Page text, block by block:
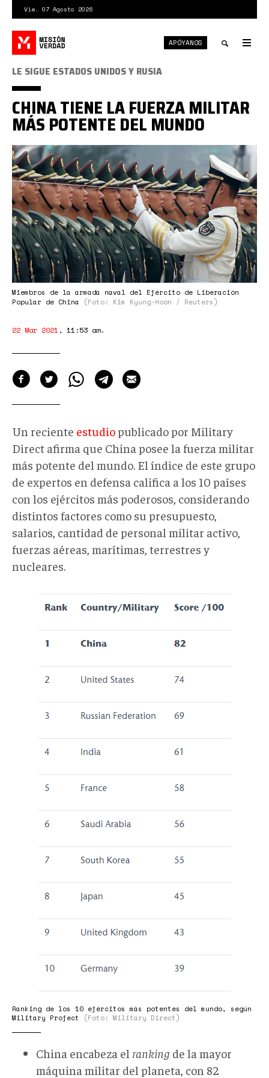
contenido
principal
Vie. 07 Agosto 2026
APÓYANOS
naval
china.jpg
Miembros de la armada naval del Ejército de Liberación
Popular de China
(Foto: Kim Kyung-Hoon / Reuters)
LE SIGUE ESTADOS UNIDOS Y RUSIA
CHINA TIENE LA FUERZA MILITAR
MÁS POTENTE DEL MUNDO
22 Mar 2021, 11:53 am.
Un reciente estudiopublicado por Military
Direct afirma que China posee la fuerza militar
más potente del mundo. El índice de este grupo
de expertos en defensa califica a los 10 países
con los ejércitos más poderosos, considerando
distintos factores como su presupuesto,
salarios, cantidad de personal militar activo,
fuerzas aéreas, marítimas, terrestres y
nucleares.
ranking
defensa.png
Ranking de los 10 ejércitos más potentes del mundo, según
Military Project
(Foto: Military Direct)
China encabeza el ranking de la mayor
máquina militar del planeta, con 82